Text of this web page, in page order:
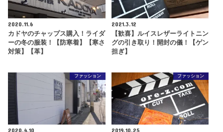
2020.11.6
カドヤのチャップス購入！ライダ
ーの冬の服装！【防寒着】【寒さ
対策】【革】
2021.3.12
【歓喜】ルイスレザーライトニン
グの引き取り！開封の儀！【ゲン
担ぎ】
ファッション
2020.4.10
ファッション
2019.10.25